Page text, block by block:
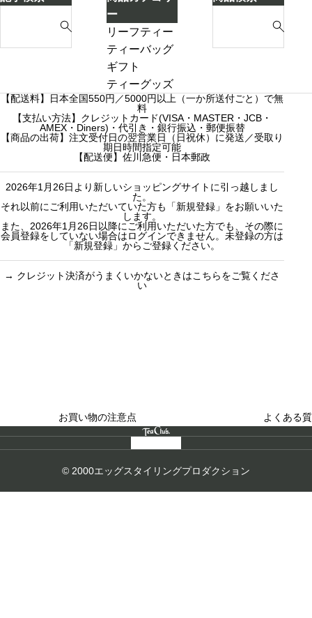
ー
キ
気
き
し
た
a
:
ー
リーフティー
ダージリンシ
ーズンティー
販売中
売り切れ
産地茶（ナチ
ュラルティ
ー）
フレーバーテ
ィー
セット商品
ティーバッグ
ギフト
プチギフト
3000円ギフト
5000円ギフト
10000円ギフ
ト
選べるギフト
カスタムオー
ダーギフト
ティーグッズ
a
h
f
o
:
【配送料】日本全国550円／5000円以上（一か所送付ごと）で無
料
【支払い方法】クレジットカード(VISA・MASTER・JCB・
AMEX・Diners)・代引き・銀行振込・郵便振替
【商品の出荷】注文受付日の翌営業日（日祝休）に発送／受取り
期日時間指定可能
【配送便】佐川急便・日本郵政
2026年1月26日より新しいショッピングサイトに引っ越しまし
た。
それ以前にご利用いただいていた方も「新規登録」をお願いいた
します。
また、2026年1月26日以降にご利用いただいた方でも、その際に
会員登録をしていない場合はログインできません。未登録の方は
「新規登録」からご登録ください。
→ クレジット決済がうまくいかないときはこちらをご覧くださ
い
お買い物の注意点 よくある
© 2000エッグスタイリングプロダクション